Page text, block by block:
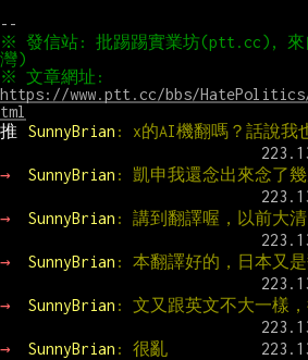
※ 發信站: 批踢踢實業坊(ptt.cc), 來
https://www.ptt.cc/bbs/HatePolitics/
tml
推
SunnyBrian : x的AI機翻嗎？話說我
→ SunnyBrian : 凱申我還念出來念了
→ SunnyBrian : 講到翻譯喔，以前大
→ SunnyBrian : 本翻譯好的，日本又
→ SunnyBrian : 文又跟英文不大一樣
→ SunnyBrian : 很亂